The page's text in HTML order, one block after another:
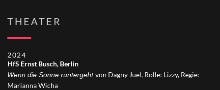
THEATER
2024
HfS Ernst Busch, Berlin
Wenn die Sonne runtergehtvon Dagny Juel, Rolle: Lizzy, Regie:
Marianna Wicha